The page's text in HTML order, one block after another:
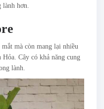
lành hơn.
mà còn mang lại nhiều
Cây có khả năng cung
lành.